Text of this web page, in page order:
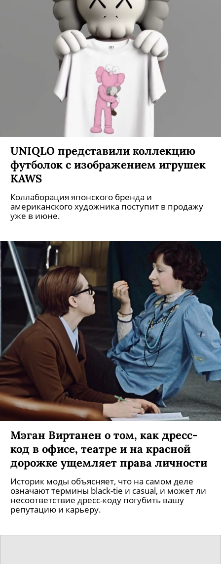
UNIQLO представили коллекцию
футболок с изображением игрушек
KAWS
Коллаборация японского бренда и
американского художника поступит в продажу
уже в июне.
Мэган Виртанен о том, как дресс-
код в офисе, театре и на красной
дорожке ущемляет права личности
Историк моды объясняет, что на самом деле
означают термины black-tie и casual, и может ли
несоответствие дресс-коду погубить вашу
репутацию и карьеру.